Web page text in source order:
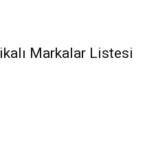
Markalar Listesi